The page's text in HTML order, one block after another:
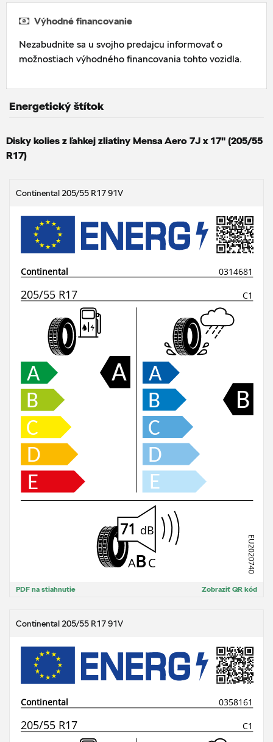
Výhodné financovanie
Nezabudnite sa u svojho predajcu informovať o
možnostiach výhodného financovania tohto vozidla.
Energetický štítok
Disky kolies z ľahkej zliatiny Mensa Aero 7J x 17" (205/55
R17)
Continental 205/55 R17 91V
Zobraziť QR kód
PDF na stiahnutie
Continental 205/55 R17 91V